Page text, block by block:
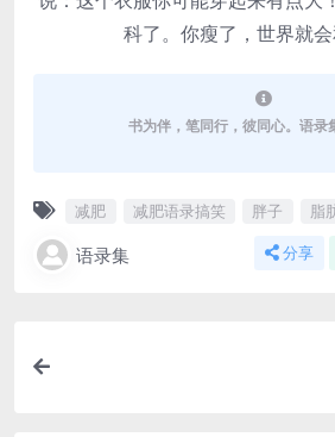
科了。你瘦了，世界就会
书为伴，笔同行，彼同心。语录
减肥 减肥语录搞笑 胖子 脂
语录集 分享